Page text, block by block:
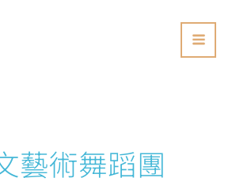
藝術舞蹈團